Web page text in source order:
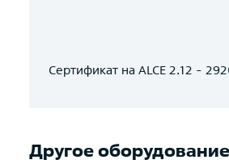
Сертификат на ALCE 2.12 -
Другое